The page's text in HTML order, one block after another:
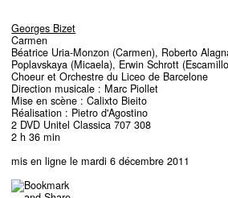
Georges Bizet
Carmen
Béatrice Uria-Monzon (Carmen), Roberto
Poplavskaya (Micaela), Erwin Schrott
Choeur et Orchestre du Liceo de Barcelone
Direction musicale : Marc Piollet
Mise en scène : Calixto Bieito
Réalisation : Pietro d'Agostino
2 DVD Unitel Classica 707 308
2 h 36 min
mis en ligne le mardi 6 décembre 2011